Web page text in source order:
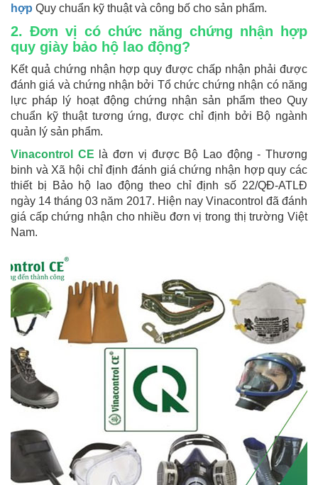
hợp Quy chuẩn kỹ thuật và công bố cho sản phẩm.
2. Đơn vị có chức năng chứng nhận hợp
quy giày bảo hộ lao động?
Kết quả chứng nhận hợp quy được chấp nhận phải được
đánh giá và chứng nhận bởi Tổ chức chứng nhận có năng
lực pháp lý hoạt động chứng nhận sản phẩm theo Quy
chuẩn kỹ thuật tương ứng, được chỉ định bởi Bộ ngành
quản lý sản phẩm.
Vinacontrol CE là đơn vị được Bộ Lao động - Thương
binh và Xã hội chỉ định đánh giá chứng nhận hợp quy các
thiết bị Bảo hộ lao động theo chỉ định số 22/QĐ-ATLĐ
ngày 14 tháng 03 năm 2017. Hiện nay Vinacontrol đã đánh
giá cấp chứng nhận cho nhiều đơn vị trong thị trường Việt
Nam.